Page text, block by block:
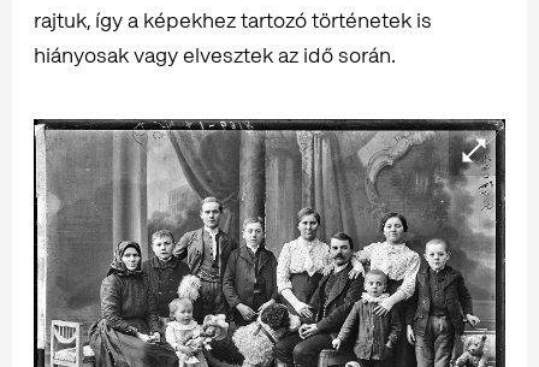
rajtuk, így a képekhez tartozó történetek is
hiányosak vagy elvesztek az idő során.